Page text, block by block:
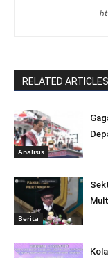
RELATED ARTICLES
Analisis
Berita